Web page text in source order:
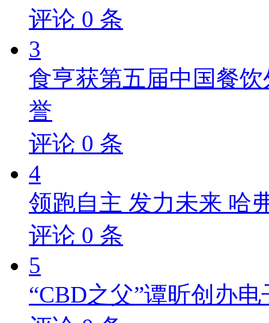
评论 0 条
3
食亨获第五届中国餐
誉
评论 0 条
4
领跑自主 发力未来 哈
评论 0 条
5
“CBD之父”谭昕创办